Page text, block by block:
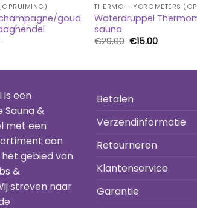
goud
Huidige
THERMO-HYGROMETERS
Waterdruppel
sauna
€29.00 Oorspronkelijke
€15.00Huidige
is een
Sauna &
met een
aan
gebied van
&
streven naar
Betalen
Verzendinformatie
Retourneren
Klantenservice
Garantie